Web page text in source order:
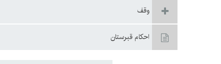
وقف
احكام قبرستان